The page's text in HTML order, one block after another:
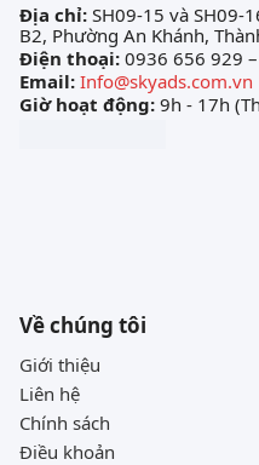
Địa chỉ: SH09-15 và SH09-
B2, Phường An Khánh,
Điện thoại: 0936 656 929
Email: Info@skyads.com.vn
Giờ hoạt động: 9h - 17h
Về chúng tôi
Giới thiệu
Liên hệ
Chính sách
Điều khoản